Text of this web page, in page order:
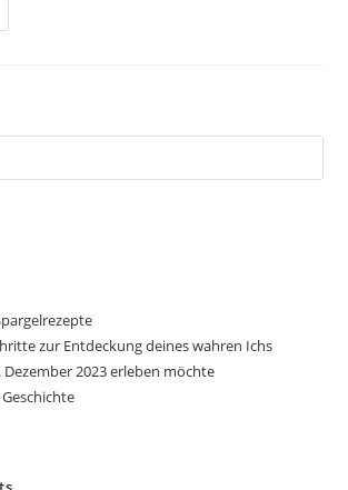
zur Entdeckung deines wahren Ichs
Dezember 2023 erleben möchte